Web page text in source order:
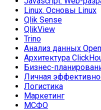
Linux. Основы Linux
Qlik Sense
QlikView
Trino
Анализ данных
Архитектура
Бизнес-
Личная
Логистика
Маркетинг
МСФО